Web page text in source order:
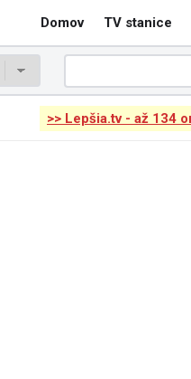
Domov TV stanice
>> Lepšia.tv - až 134